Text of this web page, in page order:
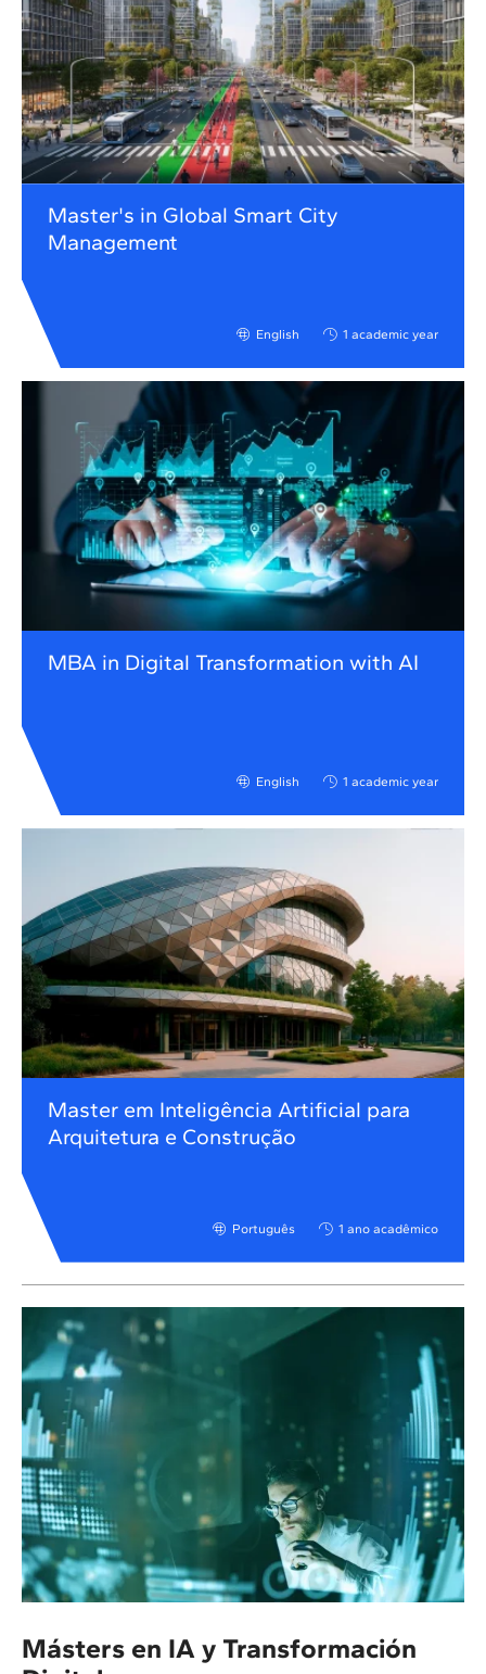
Master's in Global Smart City
Management
English 1 academic year
MBA in Digital Transformation with AI
English 1 academic year
Master em Inteligência Artificial para
Arquitetura e Construção
Português 1 ano acadêmico
Másters en IA y Transformación